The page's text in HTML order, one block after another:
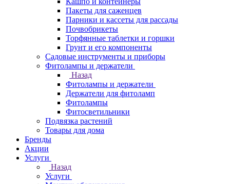
Пакеты для саженцев
Парники и кассеты для рассады
Почвобрикеты
Торфянные таблетки и горшки
Грунт и его компоненты
Садовые инструменты и приборы
Фитолампы и держатели
Назад
Фитолампы и держатели
Держатели для фитоламп
Фитолампы
Фитосветильники
Подвязка растений
Товары для дома
Бренды
Акции
Услуги
Назад
Услуги